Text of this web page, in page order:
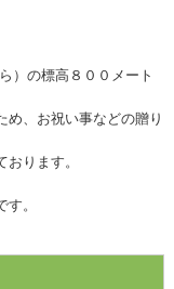
）の標高８００メート
め、お祝い事などの贈り
ります。
。